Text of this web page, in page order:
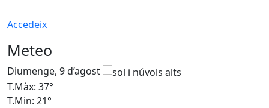
Accedeix
Meteo
Diumenge, 9 d’agost
T.Màx: 37°
T.Min: 21°